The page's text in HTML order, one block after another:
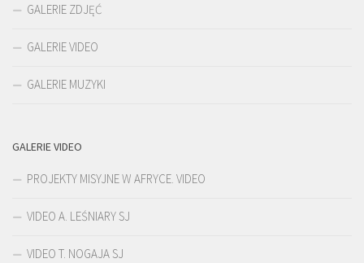
GALERIE ZDJĘĆ
GALERIE VIDEO
GALERIE MUZYKI
GALERIE VIDEO
PROJEKTY MISYJNE W AFRYCE. VIDEO
VIDEO A. LEŚNIARY SJ
VIDEO T. NOGAJA SJ